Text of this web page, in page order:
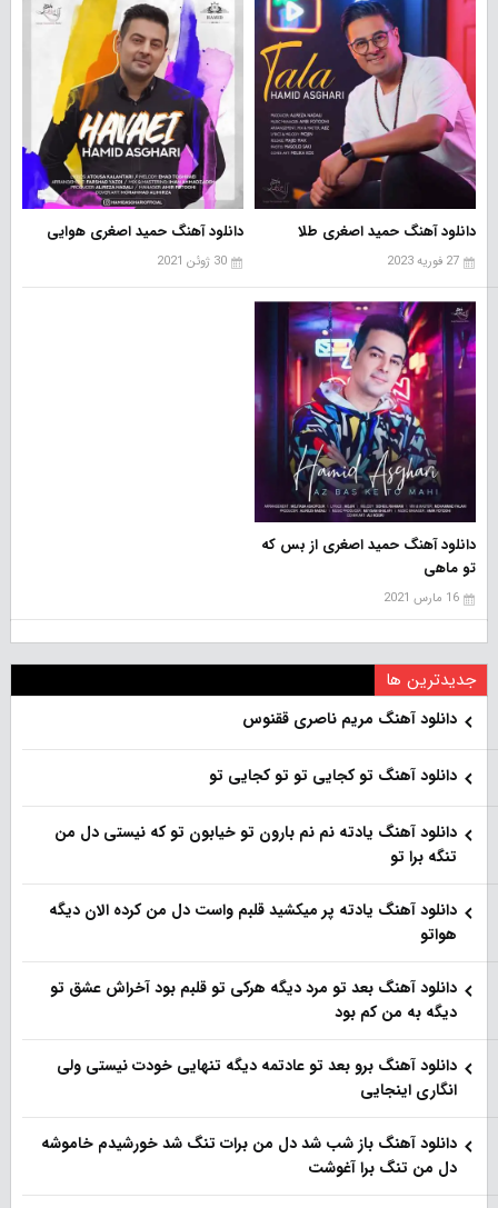
دانلود آهنگ حمید اصغری طلا
27 فوریه 2023
دانلود آهنگ حمید اصغری هوایی
30 ژوئن 2021
دانلود آهنگ حمید اصغری از بس که
تو ماهی
16 مارس 2021
جدیدترین ها
دانلود آهنگ مریم ناصری ققنوس
دانلود آهنگ تو کجایی تو تو کجایی تو
دانلود آهنگ یادته نم نم بارون تو خیابون تو که نیستی دل من
تنگه برا تو
دانلود آهنگ یادته پر میکشید قلبم واست دل من کرده الان دیگه
هواتو
دانلود آهنگ بعد تو مرد دیگه هرکی تو قلبم بود آخراش عشق تو
دیگه به من کم بود
دانلود آهنگ برو بعد تو عادتمه دیگه تنهایی خودت نیستی ولی
انگاری اینجایی
دانلود آهنگ باز شب شد دل من برات تنگ شد خورشیدم خاموشه
دل من تنگ برا آغوشت